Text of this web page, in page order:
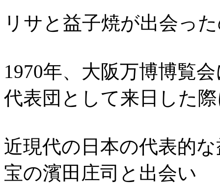
リサと益子焼が出会っ
1970年、大阪万博博覧
代表団として来日した
近現代の日本の代表的
宝の濱田庄司と出会い